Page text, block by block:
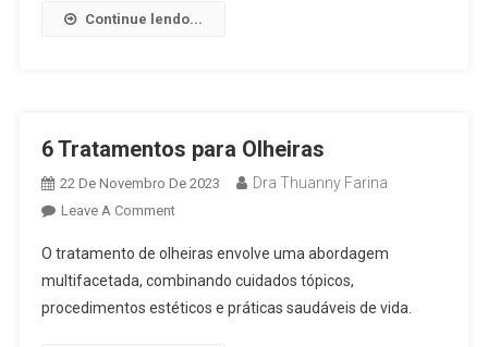
Continue lendo...
6 Tratamentos para Olheiras
22 De Novembro De 2023 Dra Thuanny Farina
Leave A Comment
O tratamento de olheiras envolve uma abordagem
multifacetada, combinando cuidados tópicos,
procedimentos estéticos e práticas saudáveis de vida.